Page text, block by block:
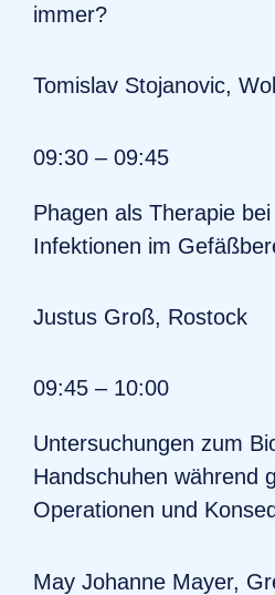
immer?
Tomislav Stojanovic,
09:30 – 09:45
Phagen als Therapie
Infektionen im
Justus Groß, Rostock
09:45 – 10:00
Untersuchungen zum
Handschuhen während
Operationen und
May Johanne Mayer,